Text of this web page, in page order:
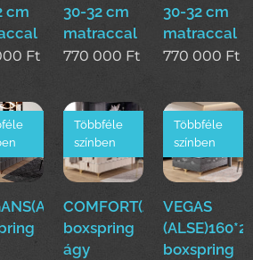
cm
Ft
30-32 cm
matraccal
770 000 Ft
30-32 cm
matraccal
770 000 Ft
boxspring
ágy
Többféle
színben
VEGAS
boxspring
Többféle
színben